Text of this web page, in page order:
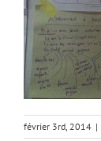
février 3rd, 2014 |